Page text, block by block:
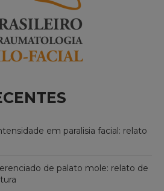
em paralisia facial: relato
de palato mole: relato de